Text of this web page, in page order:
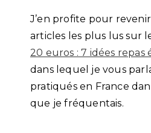
J’en profite pour
articles les plus lus sur
20 euros : 7 idées repas
dans lequel je vous
pratiqués en France
que je fréquentais.